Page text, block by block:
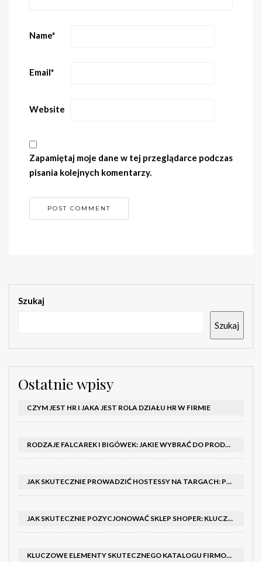
Name*
Email*
Website
Zapamiętaj moje dane w tej przeglądarce podczas
pisania kolejnych komentarzy.
Szukaj
Szukaj
Ostatnie wpisy
CZYM JEST HR I JAKA JEST ROLA DZIAŁU HR W FIRMIE
RODZAJE FALCAREK I BIGÓWEK: JAKIE WYBRAĆ DO PRODUKCJI?
JAK SKUTECZNIE PROWADZIĆ HOSTESSY NA TARGACH: PORADNIK I SZKOLENIA
JAK SKUTECZNIE POZYCJONOWAĆ SKLEP SHOPER: KLUCZOWE KROKI I STRATEGIE
KLUCZOWE ELEMENTY SKUTECZNEGO KATALOGU FIRMOWEGO I BROSZURY